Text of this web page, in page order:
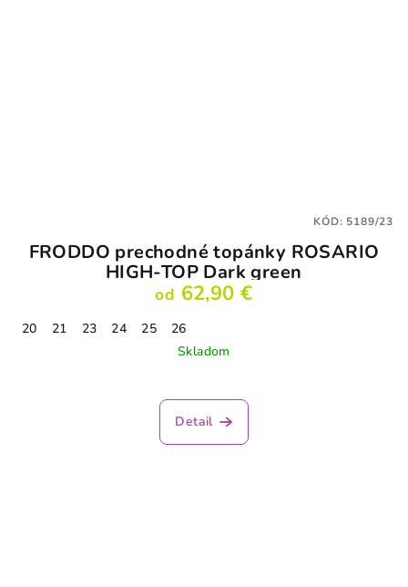
FRODDO prechodné topánky ROSARIO
HIGH-TOP Dark green
od 62,90 €
20 21 23 24 25
26
Skladom
Detail
KÓD: 5189/23